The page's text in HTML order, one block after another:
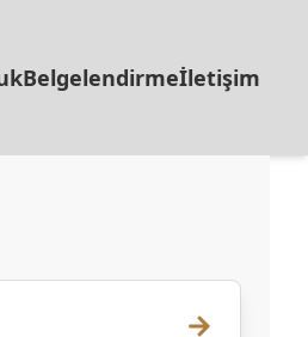
Belgelendirmeİletişim